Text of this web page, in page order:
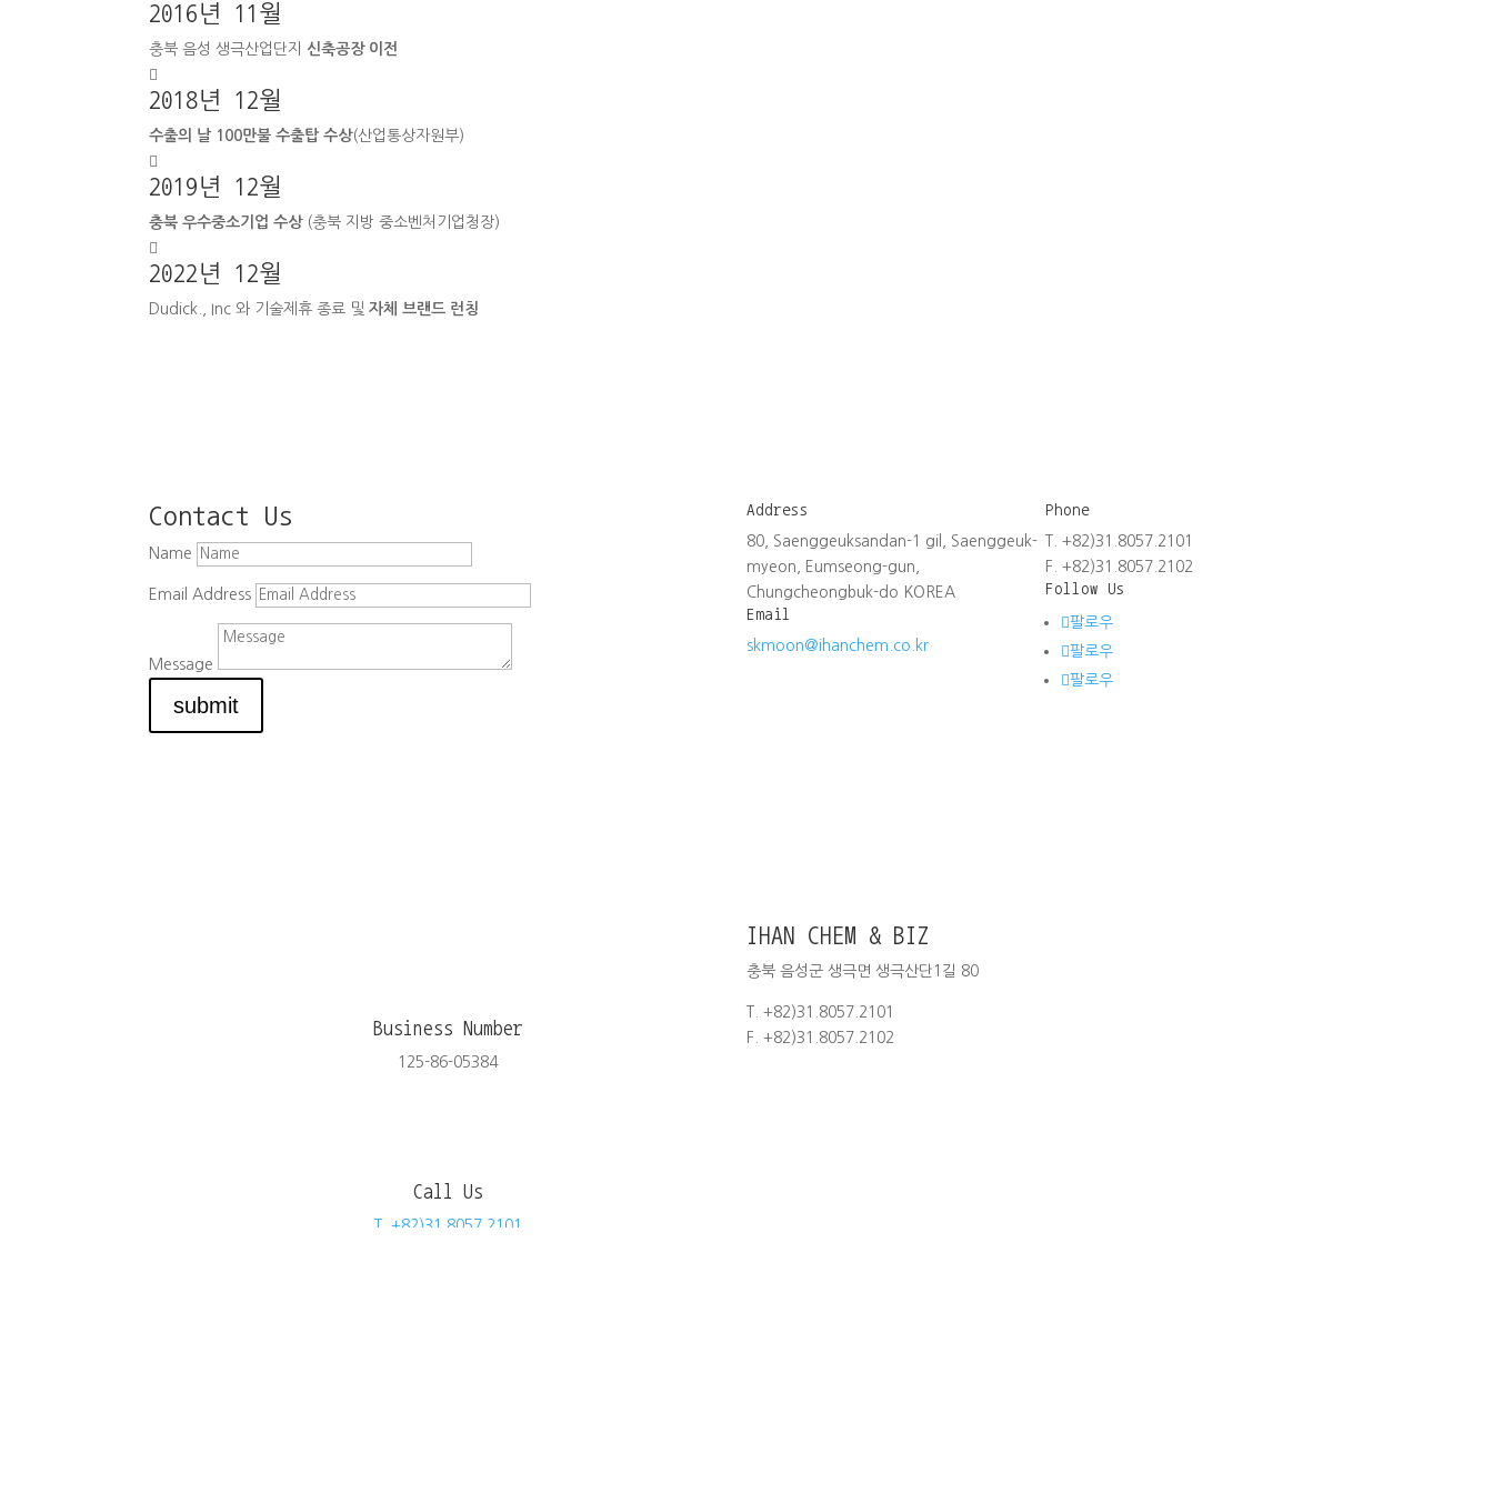
2016년 11월
충북 음성 생극산업단지 신축공장 이전

2018년 12월
수출의 날 100만불 수출탑 수상(산업통상자원부)

2019년 12월
충북 우수중소기업 수상(충북 지방 중소벤처기업청장)

2022년 12월
Dudick., Inc 와 기술제휴 종료 및자체 브랜드 런칭
Contact Us
Name
Email Address
Message
submit
Address
80, Saenggeuksandan-1 gil, Saenggeuk-
myeon, Eumseong-gun,
Chungcheongbuk-do KOREA
Email
skmoon@ihanchem.co.kr
Phone
T. +82)31.8057.2101
F. +82)31.8057.2102
Follow Us
팔로우
팔로우
팔로우
Business Number
125-86-05384
Call Us
T. +82)31.8057.2101
IHAN CHEM & BIZ
충북 음성군 생극면 생극산단1길 80
T. +82)31.8057.2101
F. +82)31.8057.2102